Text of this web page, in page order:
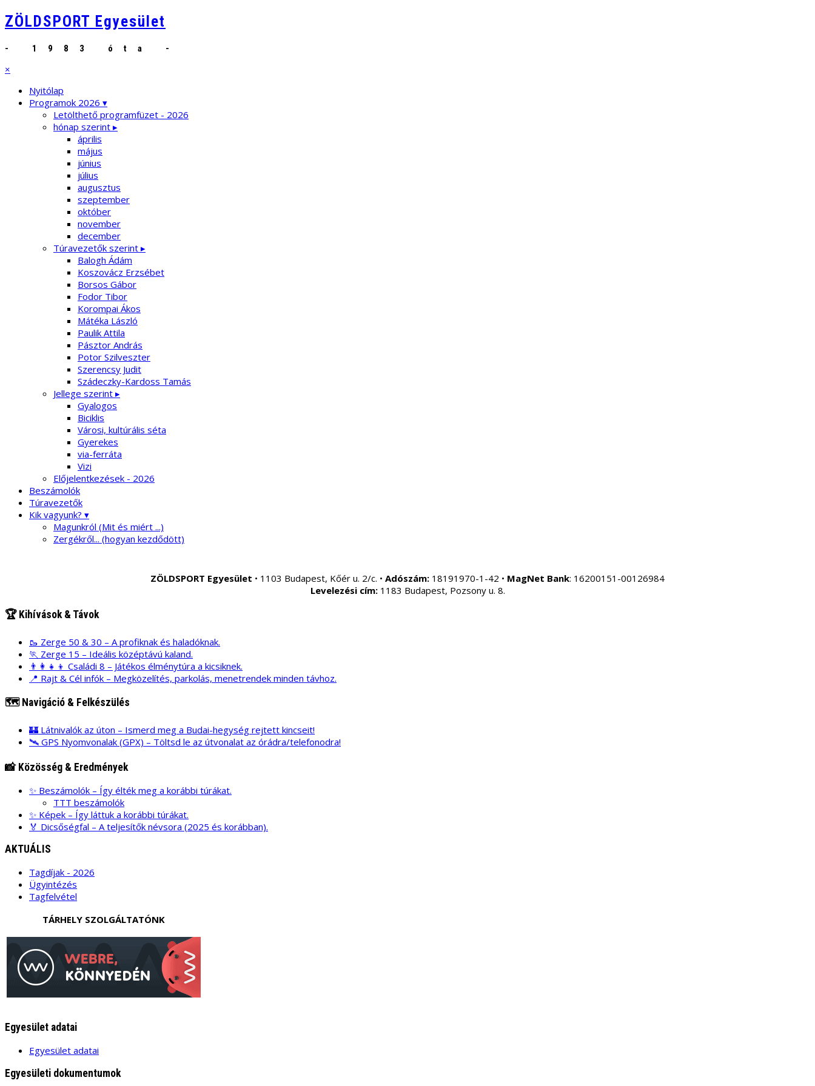
ZÖLDSPORT Egyesület
- 1983 óta -
×
Nyitólap
Programok 2026 ▾
Letölthető programfüzet - 2026
hónap szerint ▸
április
május
június
július
augusztus
szeptember
október
november
december
Túravezetők szerint ▸
Balogh Ádám
Koszovácz Erzsébet
Borsos Gábor
Fodor Tibor
Korompai Ákos
Mátéka László
Paulik Attila
Pásztor András
Potor Szilveszter
Szerencsy Judit
Szádeczky-Kardoss Tamás
Jellege szerint ▸
Gyalogos
Biciklis
Városi, kultúrális séta
Gyerekes
via-ferráta
Vizi
Előjelentkezések - 2026
Beszámolók
Túravezetők
Kik vagyunk? ▾
Magunkról (Mit és miért ...)
Zergékről... (hogyan kezdődött)
ZÖLDSPORT Egyesület • 1103 Budapest, Kőér u. 2/c. • Adószám: 18191970-1-42 • MagNet Bank: 16200151-00126984
Levelezési cím:1183 Budapest, Pozsony u. 8.
🏆 Kihívások & Távok
🥾 Zerge 50 & 30 – A profiknak és haladóknak.
🏃 Zerge 15 – Ideális középtávú kaland.
👨‍👩‍👧‍👦 Családi 8 – Játékos élménytúra a kicsiknek.
📍 Rajt & Cél infók – Megközelítés, parkolás, menetrendek minden távhoz.
🗺️ Navigáció & Felkészülés
🏰 Látnivalók az úton – Ismerd meg a Budai-hegység rejtett kincseit!
🛰️ GPS Nyomvonalak (GPX) – Töltsd le az útvonalat az órádra/telefonodra!
📸 Közösség & Eredmények
✨ Beszámolók – Így élték meg a korábbi túrákat.
TTT beszámolók
✨ Képek – Így láttuk a korábbi túrákat.
🏅 Dicsőségfal – A teljesítők névsora (2025 és korábban).
AKTUÁLIS
Tagdíjak - 2026
Ügyintézés
Tagfelvétel
TÁRHELY SZOLGÁLTATÓNK
Egyesület adatai
Egyesület adatai
Egyesületi dokumentumok